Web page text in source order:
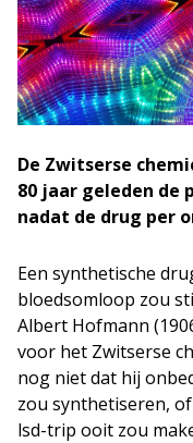
De Zwitserse
80 jaar geleden de
nadat de drug per
Een synthetische
bloedsomloop zou
Albert Hofmann
voor het Zwitserse
nog niet dat hij
zou synthetiseren,
lsd-trip ooit zou